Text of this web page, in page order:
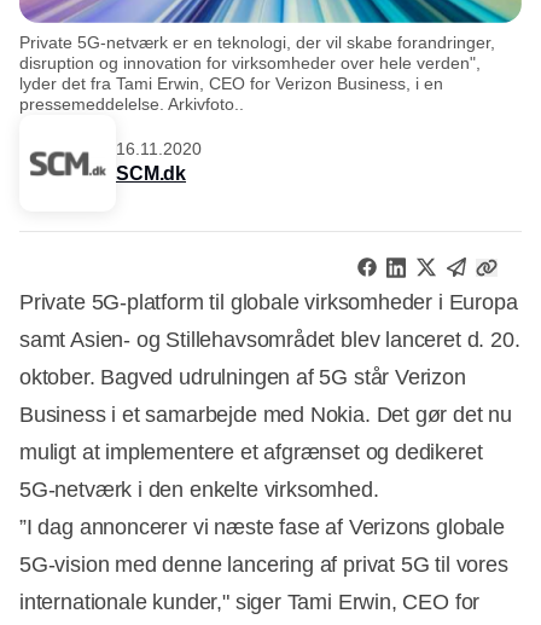
Private 5G-netværk er en teknologi, der vil skabe forandringer,
disruption og innovation for virksomheder over hele verden",
lyder det fra Tami Erwin, CEO for Verizon Business, i en
pressemeddelelse. Arkivfoto..
16.11.2020
SCM.dk
Private 5G-platform til globale virksomheder i Europa
samt Asien- og Stillehavsområdet blev lanceret d. 20.
oktober. Bagved udrulningen af 5G står Verizon
Business i et samarbejde med Nokia. Det gør det nu
muligt at implementere et afgrænset og dedikeret
5G-netværk i den enkelte virksomhed.
”I dag annoncerer vi næste fase af Verizons globale
5G-vision med denne lancering af privat 5G til vores
internationale kunder," siger Tami Erwin, CEO for